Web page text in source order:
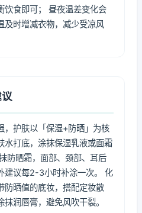
饮食即可； 昼夜温差变化会
及时增减衣物，减少受凉风
，护肤以「保湿+防晒」为核
水打底，涂抹保湿乳液或面霜
防晒霜，面部、颈部、耳后
建议每2-3小时补涂一次。 化
防晒值的底妆，搭配定妆散
润唇膏，避免风吹干裂。